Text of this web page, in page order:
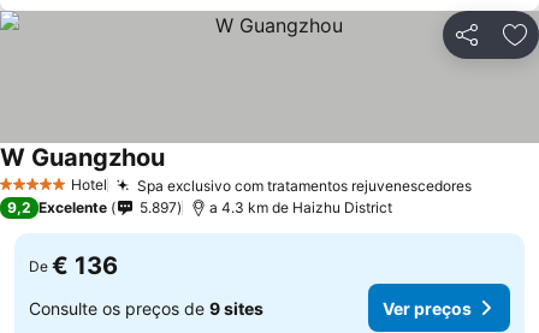
Partilhar
5 Estrelas Hotel Spa exclusivo com tratamentos rejuvenescedores
W Guangzhou
9,2 Excelente 5.897 a 4.3 km de Haizhu District
De € 136
Consulte os preços de 9 sites Ver preços